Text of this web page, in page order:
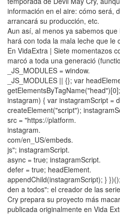
información en el aire: cómo será,
arrancará su producción, etc.
Aun así, al menos ya sabemos
hará con toda la mala leche que le
En VidaExtra | Siete momentazos
marcó a toda una generació
_JS_MODULES = window.
_JS_MODULES || {}; var
instagram) { var instagramScript =
createElement("script");
src = "https://platform.
instagram.
com/en_US/embeds.
js"; instagramScript.
async = true; instagramScript.
defer = true; headElement.
appendChild(instagramScript); }
den a todos": el creador de las
Cry prepara su proyecto más
publicada originalmente en Vida